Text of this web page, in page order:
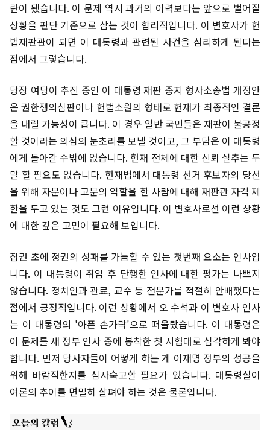
란이 됐습니다. 이 문제 역시 과거의 이력보다는 앞으로 벌어질
상황을 판단 기준으로 삼는 것이 합리적입니다. 이 변호사가 헌
법재판관이 되면 이 대통령과 관련된 사건을 심리하게 된다는
점에서 그렇습니다.
당장 여당이 추진 중인 이 대통령 재판 중지 형사소송법 개정안
은 권한쟁의심판이나 헌법소원의 형태로 헌재가 최종적인 결론
을 내릴 가능성이 큽니다. 이 경우 일반 국민들은 재판이 불공정
할 것이라는 의심의 눈초리를 보낼 것이고, 그 부담은 이 대통령
에게 돌아갈 수밖에 없습니다. 헌재 전체에 대한 신뢰 실추는 두
말 할 필요도 없습니다. 헌재법에서 대통령 선거 후보자의 당선
을 위해 자문이나 고문의 역할을 한 사람에 대해 재판관 자격 제
한을 두고 있는 것도 그런 이유입니다. 이 변호사로선 이런 상황
에 대한 깊은 고민이 필요해 보입니다.
집권 초에 정권의 성패를 가늠할 수 있는 첫번째 요소는 인사입
니다. 이 대통령이 취임 후 단행한 인사에 대한 평가는 나쁘지
않습니다. 정치인과 관료, 교수 등 전문가를 적절히 안배했다는
점에서 긍정적입니다. 이런 상황에서 오 수석과 이 변호사 인사
는 이 대통령의 '아픈 손가락'으로 떠올랐습니다. 이 대통령은
이 문제를 새 정부 인사 중에 봉착한 첫 시험대로 심각하게 봐야
합니다. 먼저 당사자들이 어떻게 하는 게 이재명 정부의 성공을
위해 바람직한지를 심사숙고할 필요가 있습니다. 대통령실이
여론의 추이를 면밀히 살펴야 하는 것은 물론입니다.